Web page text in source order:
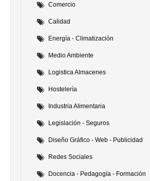
Comercio
Calidad
Energía - Climatización
Medio Ambiente
Logistica Almacenes
Hostelería
Industria Alimentaria
Legislación - Seguros
Diseño Gráfico - Web - Publicidad
Redes Sociales
Docencia - Pedagogía - Formación